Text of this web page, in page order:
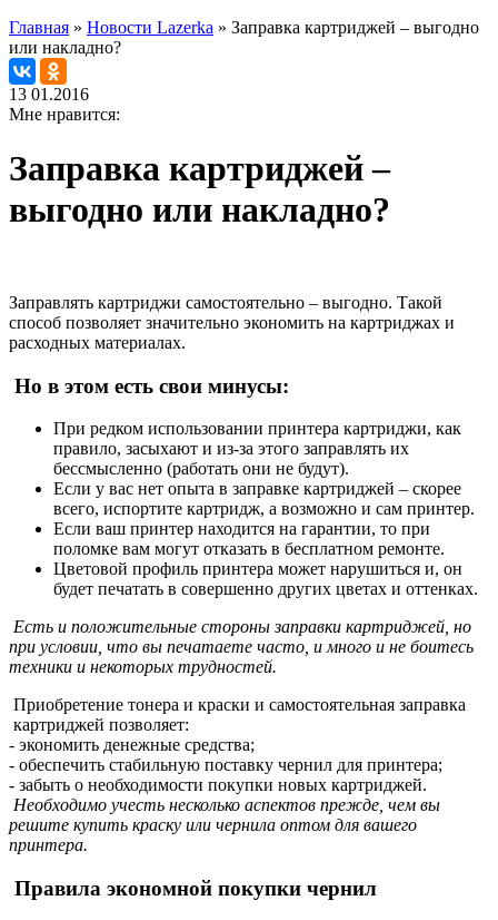
Главная » Новости Lazerka » Заправка картриджей – выгодно
или накладно?
13 01.2016
Мне нравится:
Заправка картриджей –
выгодно или накладно?
Заправлять картриджи самостоятельно – выгодно. Такой
способ позволяет значительно экономить на картриджах и
расходных материалах.
Но в этом есть свои минусы:
При редком использовании принтера картриджи, как
правило, засыхают и из-за этого заправлять их
бессмысленно (работать они не будут).
Если у вас нет опыта в заправке картриджей – скорее
всего, испортите картридж, а возможно и сам принтер.
Если ваш принтер находится на гарантии, то при
поломке вам могут отказать в бесплатном ремонте.
Цветовой профиль принтера может нарушиться и, он
будет печатать в совершенно других цветах и оттенках.
Есть и положительные стороны заправки картриджей, но
при условии, что вы печатаете часто, и много и не боитесь
техники и некоторых трудностей.
Приобретение тонера и краски и самостоятельная заправка
картриджей позволяет:
- экономить денежные средства;
- обеспечить стабильную поставку чернил для принтера;
- забыть о необходимости покупки новых картриджей.
Необходимо учесть несколько аспектов прежде, чем вы
решите купить краску или чернила оптом для вашего
принтера.
Правила экономной покупки чернил